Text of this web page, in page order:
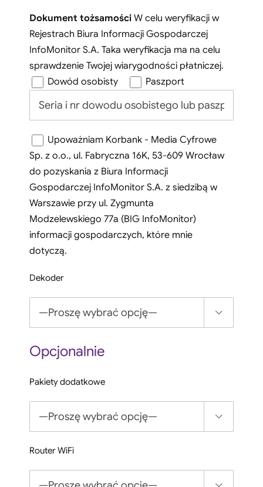
Dokument tożsamości W celu weryfikacji w
Rejestrach Biura Informacji Gospodarczej
InfoMonitor S.A. Taka weryfikacja ma na celu
sprawdzenie Twojej wiarygodności płatniczej.
Dowód osobisty
Paszport
Upoważniam Korbank - Media Cyfrowe
Sp. z o.o., ul. Fabryczna 16K, 53-609 Wrocław
do pozyskania z Biura Informacji
Gospodarczej InfoMonitor S.A. z siedzibą w
Warszawie przy ul. Zygmunta
Modzelewskiego 77a (BIG InfoMonitor)
informacji gospodarczych, które mnie
dotyczą.
Dekoder

Opcjonalnie
Pakiety dodatkowe

Router WiFi